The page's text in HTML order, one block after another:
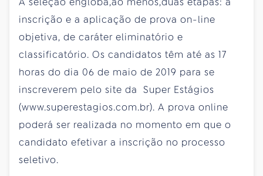
inscrição e a aplicação de prova on-line
objetiva, de caráter eliminatório e
classificatório. Os candidatos têm até as 17
horas do dia 06 de maio de 2019 para se
inscreverem pelo site da Super Estágios
(www.superestagios.com.br). A prova online
poderá ser realizada no momento em que o
candidato efetivar a inscrição no processo
seletivo.